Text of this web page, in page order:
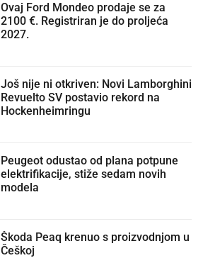
Ovaj Ford Mondeo prodaje se za
2100 €. Registriran je do proljeća
2027.
Još nije ni otkriven: Novi Lamborghini
Revuelto SV postavio rekord na
Hockenheimringu
Peugeot odustao od plana potpune
elektrifikacije, stiže sedam novih
modela
Škoda Peaq krenuo s proizvodnjom u
Češkoj